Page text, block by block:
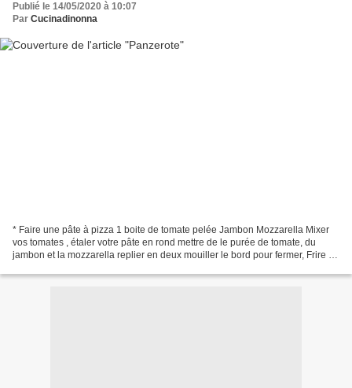
Publié le 14/05/2020 à 10:07
Par Cucinadinonna
* Faire une pâte à pizza 1 boite de tomate pelée Jambon Mozzarella Mixer
vos tomates , étaler votre pâte en rond mettre de le purée de tomate, du
jambon et la mozzarella replier en deux mouiller le bord pour fermer, Frire . *